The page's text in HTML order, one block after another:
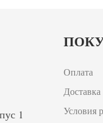
1
Оплата
Доставка
Условия